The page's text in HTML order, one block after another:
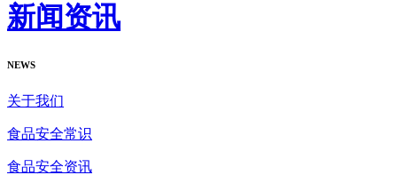
新闻资讯
NEWS
关于我们
食品安全常识
食品安全资讯